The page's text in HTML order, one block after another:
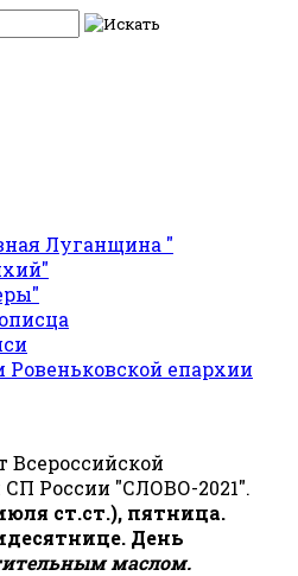
Луганщина "
епархии
Всероссийской
России "СЛОВО-2021".
ст.ст.), пятница.
День
маслом.